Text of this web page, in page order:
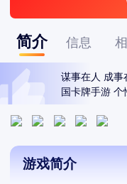
简介 信息
谋事在人 成事
国卡牌手游
一处细节都诚
游戏简介